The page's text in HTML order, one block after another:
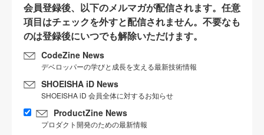
会員登録後、以下のメルマガが配信されます。任意
項目はチェックを外すと配信されません。不要なも
のは登録後にいつでも解除いただけます。
CodeZine News
デベロッパーの学びと成長を支える最新技術情報
SHOEISHA iD News
SHOEISHA iD 会員全体に対するお知らせ
ProductZine News
プロダクト開発のための最新情報